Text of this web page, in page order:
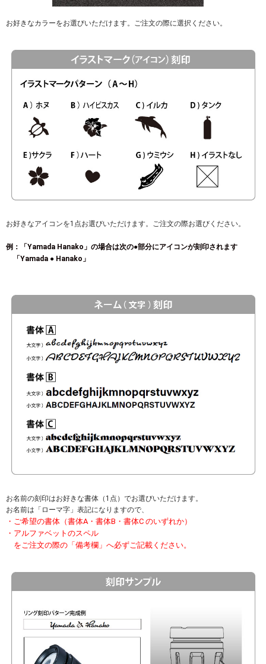
お好きなカラーをお選びいただけます。ご注文の際に選択ください。
お好きなアイコンを1点お選びいただけます。ご注文の際お選びください。
例：「Yamada Hanako」の場合は次の●部分にアイコンが刻印されます
「Yamada ● Hanako」
お名前の刻印はお好きな書体（1点）でお選びいただけます。
お名前は「ローマ字」表記になりますので、
・ご希望の書体（書体A・書体B・書体C のいずれか）
・アルファベットのスペル
をご注文の際の「備考欄」へ必ずご記載ください。